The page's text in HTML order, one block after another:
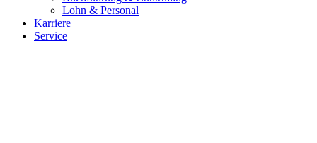
Lohn & Personal
Karriere
Service